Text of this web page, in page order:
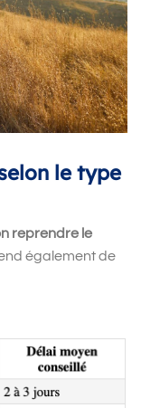
le type
reprendre le
également de